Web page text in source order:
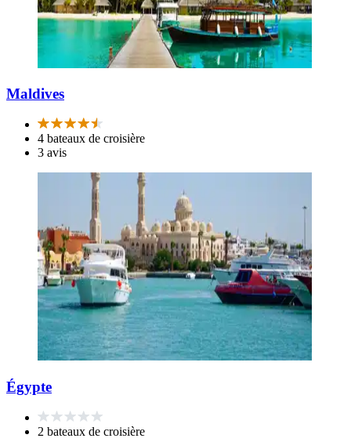
Maldives
4 bateaux de croisière
3 avis
Égypte
2 bateaux de croisière